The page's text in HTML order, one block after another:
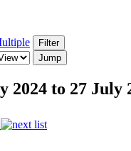
2024 to 27 July